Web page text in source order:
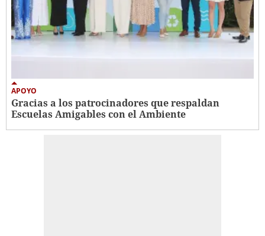
APOYO
Gracias a los patrocinadores que respaldan
Escuelas Amigables con el Ambiente